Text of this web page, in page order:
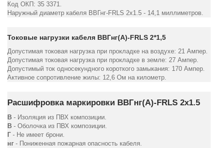
Код ОКП: 35 3371.
Наружный диаметр кабеля ВВГнг-FRLS 2х1.5 - 14,1 миллиметров.
Токовые нагрузки кабеля ВВГнг(А)-FRLS 2*1,5
Допустимая токовая нагрузка при прокладке на воздухе: 21 Ампер.
Допустимая токовая нагрузка при прокладке в земле: 27 Ампер.
Допустимый ток односекундного короткого замыкания: 170 Ампер.
Активное сопротивление жилы: 12,6 Ом на километр.
Расшифровка маркировки ВВГнг(А)-FRLS 2х1.5
В - Изоляция из ПВХ композиции.
В - Оболочка из ПВХ композиции.
Г - Не имеет брони.
нг - Пониженная пожарная опасность кабеля.